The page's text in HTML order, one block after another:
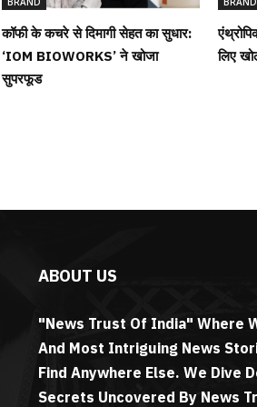
कॉफी के कचरे से दिमागी सेहत का सुधार:
‘IOM BIOWORKS’ ने खोजा
सुपरफूड
लिए
ABOUT US
"News Trust Of India" Where
And Most Intriguing News
Find Anywhere Else. We Dive
Secrets Uncovered By News